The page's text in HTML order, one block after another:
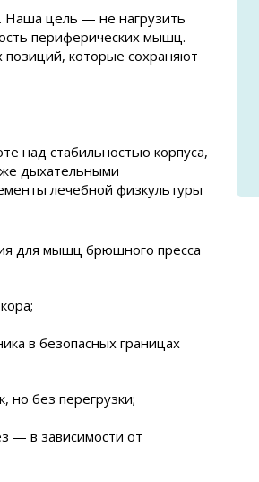
Наша цель — не нагрузить
периферических мышц.
которые сохраняют
над стабильностью корпуса,
дыхательными
лечебной физкультуры
для мышц брюшного пресса
в безопасных границах
но без перегрузки;
— в зависимости от